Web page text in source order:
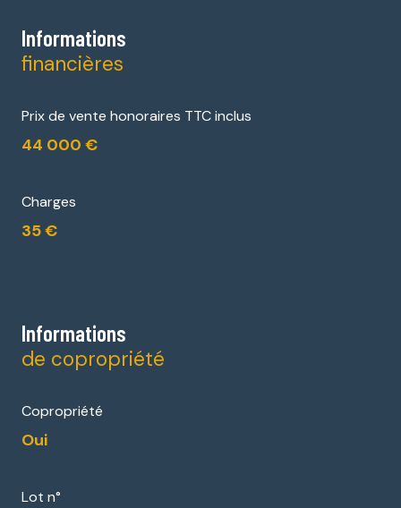
Informations
financières
Prix de vente honoraires TTC inclus
44 000 €
Charges
35 €
Informations
de copropriété
Copropriété
Oui
Lot n°